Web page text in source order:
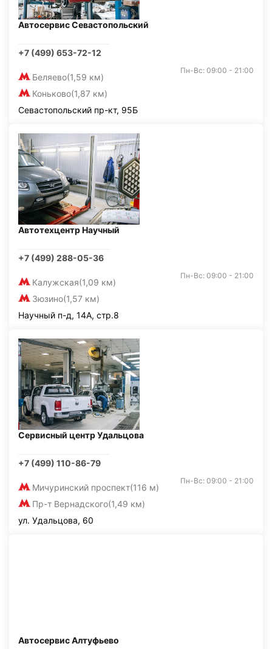
Автосервис Севастопольский
+7 (499) 653-72-12
Беляево(1,59 км)
Коньково(1,87 км)
Пн-Вс: 09:00 - 21:00
Севастопольский пр-кт, 95Б
Автотехцентр Научный
+7 (499) 288-05-36
Калужская(1,09 км)
Зюзино(1,57 км)
Пн-Вс: 09:00 - 21:00
Научный п-д, 14А, стр.8
Сервисный центр Удальцова
+7 (499) 110-86-79
Мичуринский проспект(116 м)
Пр-т Вернадского(1,49 км)
Пн-Вс: 09:00 - 21:00
ул. Удальцова, 60
Автосервис Алтуфьево